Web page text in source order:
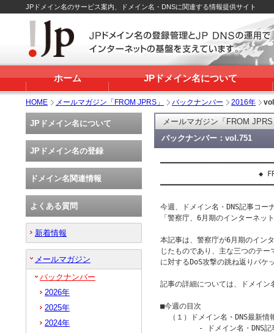
JPドメイン名のサービス案内、ドメイン名・DNSに関連する情報提供サイト
ホーム JPドメイン名について
HOME メールマガジン「FROM JPRS」 バックナンバー 2016年
メールマガジン「FROM
バックナンバー：vol.751
◆
今週、ドメイン名・DNS記事コー
「警察庁、6月期のインターネッ
本記事は、警察庁が6月期のイン
じたものであり、主な三つのテ
に対するDoS攻撃の跳ね返りパケ
記事の詳細については、ドメイン
■今週の目次
（１）ドメイン名・DNS最新情
- ドメイン名・DNS記
JPドメイン名について
JPドメイン名の登録
ドメイン名関連情報
よくある質問
新着情報
メールマガジン
バックナンバー
2026年
2025年
2024年